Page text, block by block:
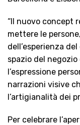
“Il nuovo concept
mettere le
dell’esperienza
spazio del
l’espressione
narrazioni visive
l’artigianalità dei
Per celebrare